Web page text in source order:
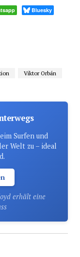
Bluesky
Viktor Orbán
Surfen und
Welt zu – ideal
erhält eine